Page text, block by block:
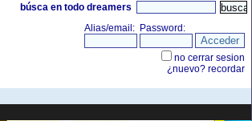
búsca en todo dreamers